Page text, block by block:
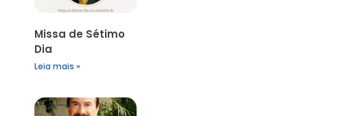
Missa de Sétimo
Dia
Leia mais »